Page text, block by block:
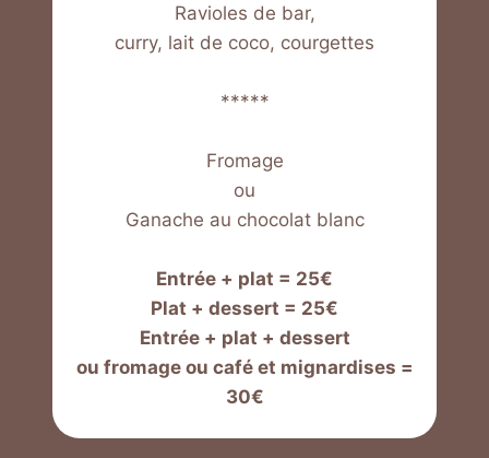
Ravioles de bar,
curry, lait de coco, courgettes
*****
Fromage
ou
Ganache au chocolat blanc
Entrée + plat = 25€
Plat + dessert = 25€
Entrée + plat + dessert
ou fromage ou café et mignardises =
30€